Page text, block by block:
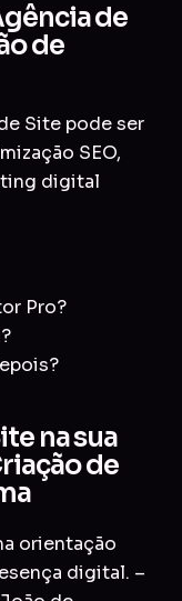
de
de
Site pode ser
SEO,
digital
Pro?
na sua
de
orientação
digital. –